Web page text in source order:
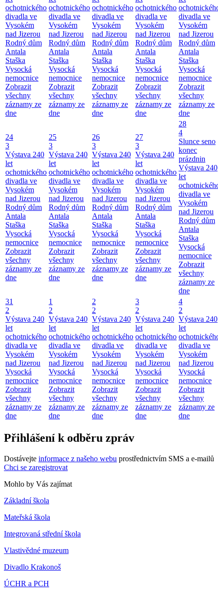
ochotnického
divadla ve
Vysokém
nad Jizerou
Rodný dům
Antala
Staška
Vysocká
nemocnice
Zobrazit
všechny
záznamy ze
dne
ochotnického
divadla ve
Vysokém
nad Jizerou
Rodný dům
Antala
Staška
Vysocká
nemocnice
Zobrazit
všechny
záznamy ze
dne
ochotnického
divadla ve
Vysokém
nad Jizerou
Rodný dům
Antala
Staška
Vysocká
nemocnice
Zobrazit
všechny
záznamy ze
dne
ochotnického
divadla ve
Vysokém
nad Jizerou
Rodný dům
Antala
Staška
Vysocká
nemocnice
Zobrazit
všechny
záznamy ze
dne
divadla ve
Vysokém
nad Jizerou
Rodný dům
Antala
Staška
Vysocká
nemocnice
Zobrazit
všechny
záznamy ze
dne
24
3
Výstava 240
let
ochotnického
divadla ve
Vysokém
nad Jizerou
Rodný dům
Antala
Staška
Vysocká
nemocnice
Zobrazit
všechny
záznamy ze
dne
25
3
Výstava 240
let
ochotnického
divadla ve
Vysokém
nad Jizerou
Rodný dům
Antala
Staška
Vysocká
nemocnice
Zobrazit
všechny
záznamy ze
dne
26
3
Výstava 240
let
ochotnického
divadla ve
Vysokém
nad Jizerou
Rodný dům
Antala
Staška
Vysocká
nemocnice
Zobrazit
všechny
záznamy ze
dne
27
3
Výstava 240
let
ochotnického
divadla ve
Vysokém
nad Jizerou
Rodný dům
Antala
Staška
Vysocká
nemocnice
Zobrazit
všechny
záznamy ze
dne
28
4
Slunce seno
konec
prázdnin
Výstava 240
let
divadla ve
Vysokém
nad Jizerou
Rodný dům
Antala
Staška
Vysocká
nemocnice
Zobrazit
všechny
záznamy ze
dne
31
2
Výstava 240
let
ochotnického
divadla ve
Vysokém
nad Jizerou
Vysocká
nemocnice
Zobrazit
všechny
záznamy ze
dne
1
2
Výstava 240
let
ochotnického
divadla ve
Vysokém
nad Jizerou
Vysocká
nemocnice
Zobrazit
všechny
záznamy ze
dne
2
2
Výstava 240
let
ochotnického
divadla ve
Vysokém
nad Jizerou
Vysocká
nemocnice
Zobrazit
všechny
záznamy ze
dne
3
2
Výstava 240
let
ochotnického
divadla ve
Vysokém
nad Jizerou
Vysocká
nemocnice
Zobrazit
všechny
záznamy ze
dne
4
2
Výstava 240
let
divadla ve
Vysokém
nad Jizerou
Vysocká
nemocnice
Zobrazit
všechny
záznamy ze
dne
Přihlášení k odběru zpráv
Dostávejte informace z našeho webu prostřednictvím SMS a e-mailů
Chci se zaregistrovat
Mohlo by Vás zajímat
Základní škola
Mateřská škola
Integrovaná střední škola
Vlastivědné muzeum
Divadlo Krakonoš
ÚCHR a PCH